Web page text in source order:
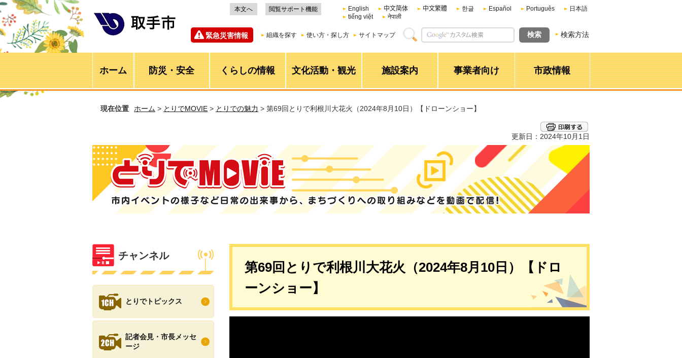
本文へ 閲覧サポート機能 English 中文简体 中文繁體 한글 Español Português
日本語
tiếng việt
नेपाली
緊急災害情報 組織を探す 使い方・探し方 サイトマップ 検索方法
ホーム 防災・安全 くらしの情報 文化活動・観光 施設案内 事業者向け 市政情報
現在位置 ホーム > とりでMOVIE > とりでの魅力 > 第69回とりで利根川大花火（2024年8月10日）【ドローンショー】
更新日：2024年10月1日
とりでMOVIE 市内イベントの様子など日常の出来事から、まちづくりへの取り組みなどを動画で配信！
第69回とりで利根川大花火（2024年8月10日）【ドロ
ーンショー】
チャンネル
とりでトピックス
記者会見・市長メッセ
ージ